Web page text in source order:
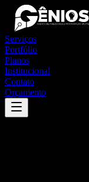
Serviços
Portfólio
Planos
Institucional
Contato
Orçamento